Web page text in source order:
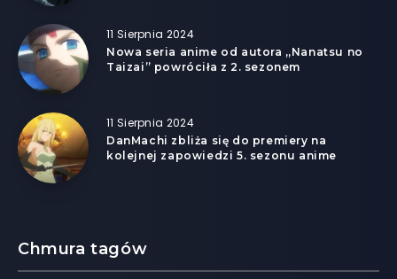
11 Sierpnia 2024
Nowa seria anime od autora „Nanatsu no
Taizai” powróciła z 2. sezonem
11 Sierpnia 2024
DanMachi zbliża się do premiery na
kolejnej zapowiedzi 5. sezonu anime
Chmura tagów